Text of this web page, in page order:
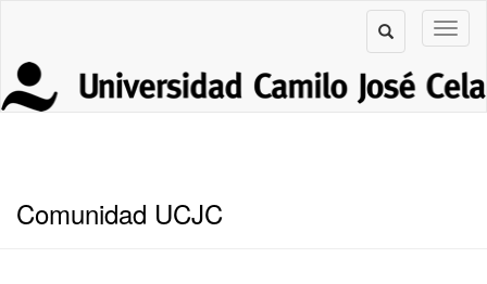
Comunidad UCJC